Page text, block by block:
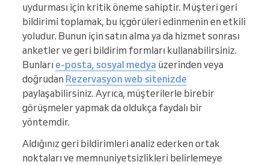
uydurması için kritik öneme sahiptir. Müşteri geri
bildirimi toplamak, bu içgörüleri edinmenin en etkili
yoludur. Bunun için satın alma ya da hizmet sonrası
anketler ve geri bildirim formları kullanabilirsiniz.
Bunları e-posta, sosyal medya üzerinden veya
doğrudan Rezervasyon web sitenizde
paylaşabilirsiniz. Ayrıca, müşterilerle birebir
görüşmeler yapmak da oldukça faydalı bir
yöntemdir.
Aldığınız geri bildirimleri analiz ederken ortak
noktaları ve memnuniyetsizlikleri belirlemeye